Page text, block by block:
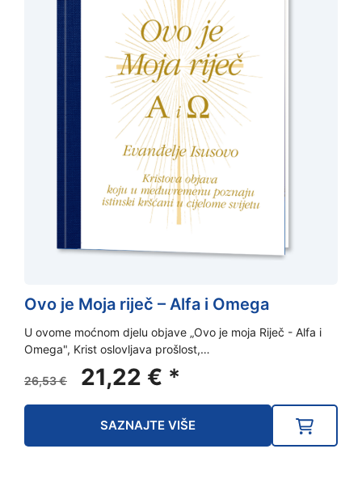
Ovo je Moja riječ – Alfa i Omega
U ovome moćnom djelu objave „Ovo je moja Riječ - Alfa i
Omega", Krist oslovljava prošlost,…
26,53€
Izvorna
cijena
bila
je:
21,22 € Trenutna
cijena
je:
21,22 €.
*
SAZNAJTE VIŠE